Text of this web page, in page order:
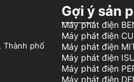
Thành phố
Gợi ý sản
Máy phát điện
Máy phát điện
Máy phát điện
Máy phát điện
Máy phát điện
Máy phát điện